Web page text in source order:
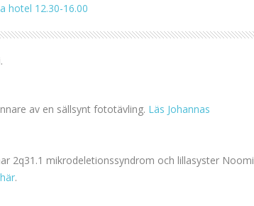
hotel 12.30-16.00
av en sällsynt fototävling. Läs Johannas
2q31.1 mikrodeletionssyndrom och lillasyster Noomi
.